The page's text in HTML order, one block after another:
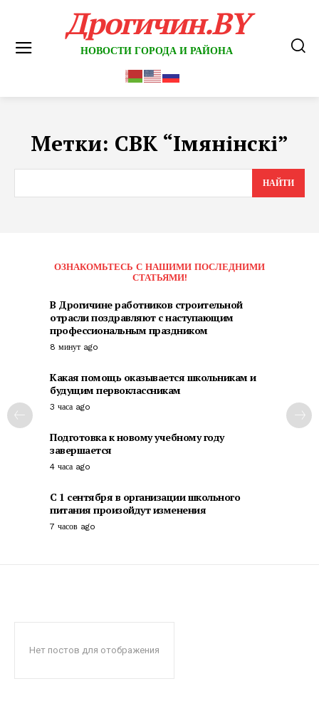
Дрогичин.BY
НОВОСТИ ГОРОДА И РАЙОНА
Метки: СВК “Імянінскі”
НАЙТИ
ОЗНАКОМЬТЕСЬ С НАШИМИ ПОСЛЕДНИМИ
СТАТЬЯМИ!
В Дрогичине работников строительной
отрасли поздравляют с наступающим
профессиональным праздником
8 минут ago
Какая помощь оказывается школьникам и
будущим первоклассникам
3 часа ago
Подготовка к новому учебному году
завершается
4 часа ago
С 1 сентября в организации школьного
питания произойдут изменения
7 часов ago
Нет постов для отображения